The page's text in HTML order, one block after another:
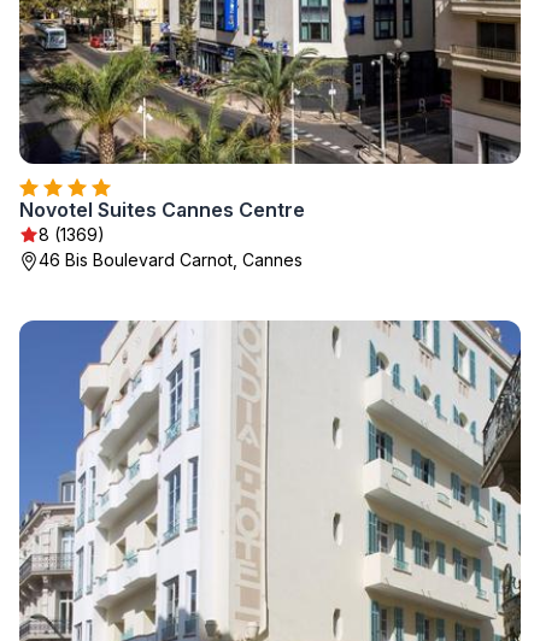
Novotel Suites Cannes Centre
8 (1369)
46 Bis Boulevard Carnot, Cannes